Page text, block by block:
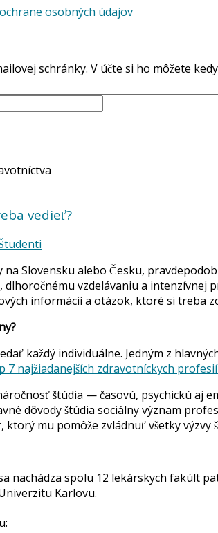
osobných údajov
schránky. V účte si ho môžete
vedieť?
Slovensku alebo Česku,
dlhoročnému vzdelávaniu a
informácií a otázok, ktoré si treba
každý individuálne. Jedným z
7 najžiadanejších zdravotníckych profesií
štúdia — časovú, psychickú aj
dôvody štúdia sociálny význam
mu pomôže zvládnuť všetky
nachádza spolu 12 lekárskych fakúlt
Karlovu.